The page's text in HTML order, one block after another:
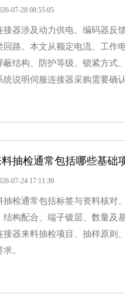
07-28 08:55:05
接器涉及动力供电、编码器反
回路。本文从额定电流、工作
蔽结构、防护等级、锁紧方式
统说明伺服连接器采购需要确
抽检通常包括哪些基础
07-24 17:11:39
抽检通常包括标签与资料核对
结构配合、端子镀层、数量及
接器来料抽检项目、抽样原则
。